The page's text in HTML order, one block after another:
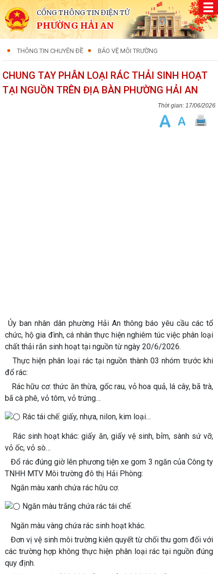
CỔNG THÔNG TIN ĐIỆN TỬ
PHƯỜNG HẢI AN
THÔNG TIN CHUYÊN ĐỀ BẢO VỆ MÔI TRƯỜNG
CHUNG TAY PHÂN LOẠI RÁC THẢI SINH HOẠT
TẠI NGUỒN TRÊN ĐỊA BÀN PHƯỜNG HẢI AN
17/06/2026
Ủy ban nhân dân phường Hải An thông báo yêu cầu các tổ
chức, hộ gia đình, cá nhân thực hiện nghiêm túc việc phân loại
chất thải rắn sinh hoạt tại nguồn từ ngày 20/6/2026.
Thực hiện phân loại rác tại nguồn thành 03 nhóm trước khi
đổ rác:
Rác hữu cơ: thức ăn thừa, gốc rau, vỏ hoa quả, lá cây, bã trà,
bã cà phê, vỏ tôm, vỏ trứng…
Rác tái chế: giấy, nhựa, nilon, kim loại…
Rác sinh hoạt khác: giấy ăn, giấy vệ sinh, bỉm, sành sứ vỡ,
vỏ ốc, vỏ sò…
Đổ rác đúng giờ lên phương tiện xe gom 3 ngăn của Công ty
TNHH MTV Môi trường đô thị Hải Phòng:
Ngăn màu xanh chứa rác hữu cơ.
Ngăn màu trắng chứa rác tái chế.
Ngăn màu vàng chứa rác sinh hoạt khác.
Đơn vị vệ sinh môi trường kiên quyết từ chối thu gom đối với
các trường hợp không thực hiện phân loại rác tại nguồn đúng
quy định.